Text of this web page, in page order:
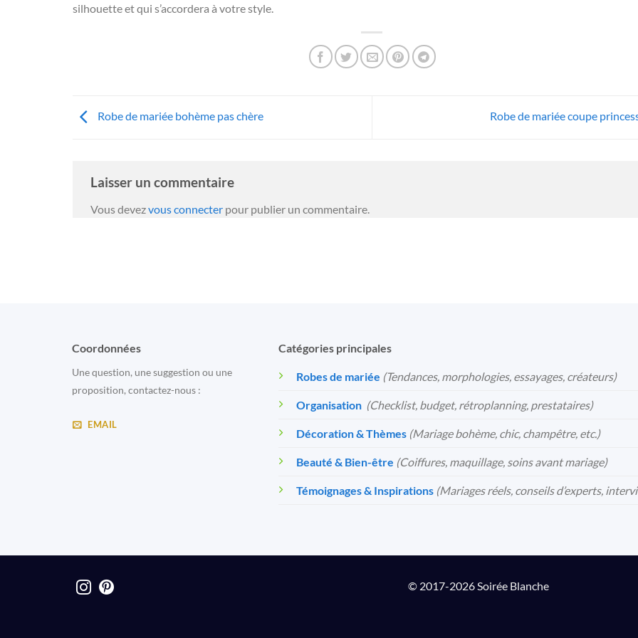
silhouette et qui s’accordera à votre style.
Robe de mariée bohème pas chère Robe de mariée coupe
Laisser un commentaire
Vous devezvous connecter pour publier un commentaire.
Coordonnées
Une question, une suggestion ou une
proposition, contactez-nous :
EMAIL
Catégories principales
Robes de mariée (Tendances, morphologies, essayages, créateurs)
Organisation (Checklist, budget, rétroplanning, prestataires)
Décoration & Thèmes (Mariage bohème, chic, champêtre, etc.)
Beauté & Bien-être (Coiffures, maquillage, soins avant mariage)
Témoignages & Inspirations (Mariages réels, conseils d’experts,
© 2017-2026 Soirée Blanche